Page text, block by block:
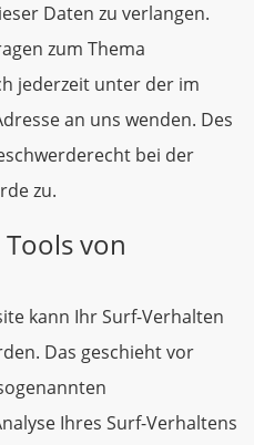
Daten zu verlangen.
zum Thema
jederzeit unter der im
an uns wenden. Des
bei der
zu.
von
kann Ihr Surf-Verhalten
Das geschieht vor
Ihres Surf-Verhaltens